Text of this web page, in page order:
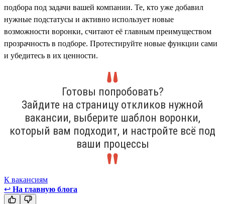
подбора под задачи вашей компании. Те, кто уже добавил
нужные подстатусы и активно использует новые
возможности воронки, считают её главным преимуществом
прозрачность в подборе. Протестируйте новые функции сами
и убедитесь в их ценности.
Готовы попробовать?
Зайдите на страницу откликов нужной
вакансии, выберите шаблон воронки,
который вам подходит, и настройте всё под
ваши процессы
К вакансиям
↩ На главную блога